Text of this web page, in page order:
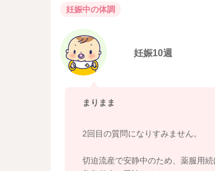
妊娠中の体調
妊娠10週
まりまま
2回目の質問になりすみません。
切迫流産で安静中のため、薬服用